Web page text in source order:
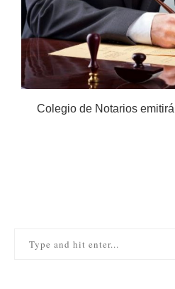
Colegio de Notarios